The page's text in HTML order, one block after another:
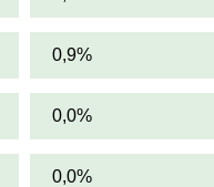
0,9%
0,0%
0,0%